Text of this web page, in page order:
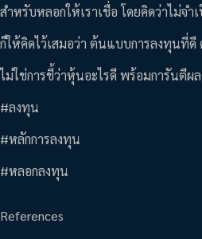
สำหรับหลอกให้เราเชื่อ โดยคิดว่าไม่จ
ก็ให้คิดไว้เสมอว่า ต้นแบบการลงทุนที่ดี
ไม่ใช่การชี้ว่าหุ้นอะไรดี พร้อมการันตี
#ลงทุน
#หลักการลงทุน
#หลอกลงทุน
References